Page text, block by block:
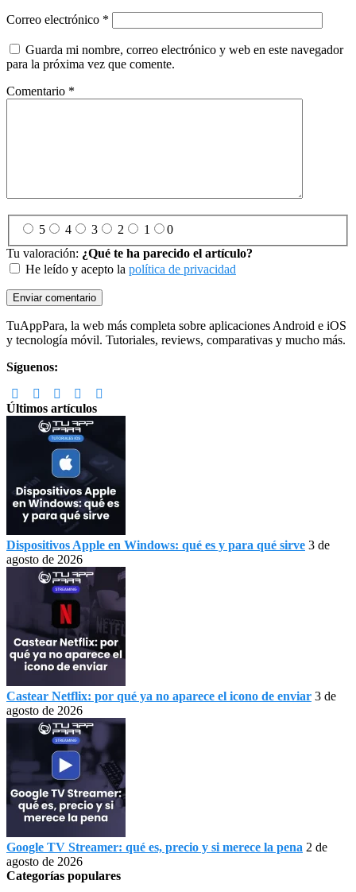
Correo electrónico *
Guarda mi nombre, correo electrónico y web en este navegador
para la próxima vez que comente.
Comentario *
5 4 3 2 1
0
Tu valoración: ¿Qué te ha parecido el artículo?
He leído y acepto la política de privacidad
Footer
TuAppPara, la web más completa sobre aplicaciones Android e iOS
y tecnología móvil. Tutoriales, reviews, comparativas y mucho más.
Síguenos:
Últimos artículos
Dispositivos Apple en Windows: qué es y para qué sirve 3 de
agosto de 2026
Castear Netflix: por qué ya no aparece el icono de enviar 3 de
agosto de 2026
Google TV Streamer: qué es, precio y si merece la pena 2 de
agosto de 2026
Categorías populares